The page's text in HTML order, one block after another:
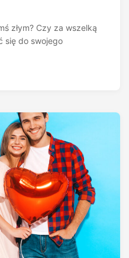
złym? Czy za wszelką
się do swojego